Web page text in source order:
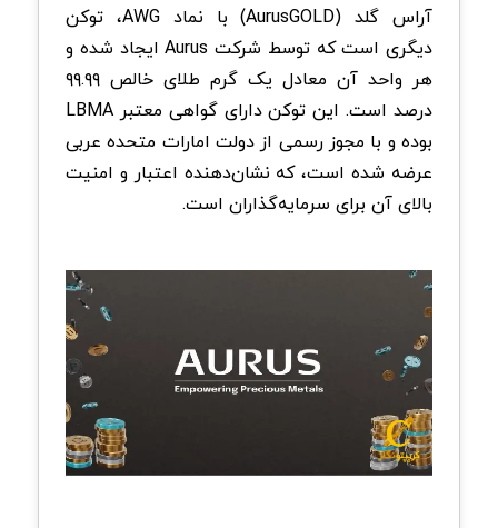
آراس گلد (AurusGOLD) با نماد AWG، توکن
دیگری است که توسط شرکت Aurus ایجاد شده و
هر واحد آن معادل یک گرم طلای خالص ۹۹.۹۹
درصد است. این توکن دارای گواهی معتبر LBMA
بوده و با مجوز رسمی از دولت امارات متحده عربی
عرضه شده است، که نشان‌دهنده اعتبار و امنیت
بالای آن برای سرمایه‌گذاران است.